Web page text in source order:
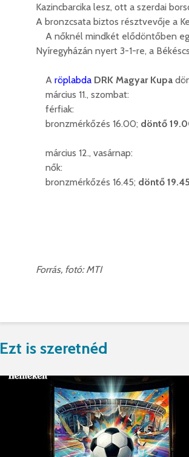
Kazincbarcika lesz, ott a szerdai
A bronzcsata biztos résztvevője a
A nőknél mindkét elődöntőben
Nyíregyházán nyert 3-1-re, a
A röplabda DRK Magyar Kupa
március 11., szombat:
férfiak:
bronzmérkőzés 16.00; döntő
március 12., vasárnap:
nők:
bronzmérkőzés 16.45; döntő 19.45
Forrás, fotó: MTI
Ezt is szeretnéd